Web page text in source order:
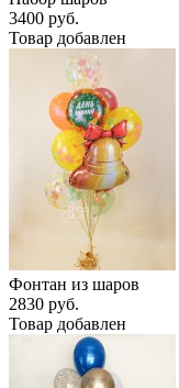
3400 руб.
Товар добавлен
Фонтан из шаров
2830 руб.
Товар добавлен